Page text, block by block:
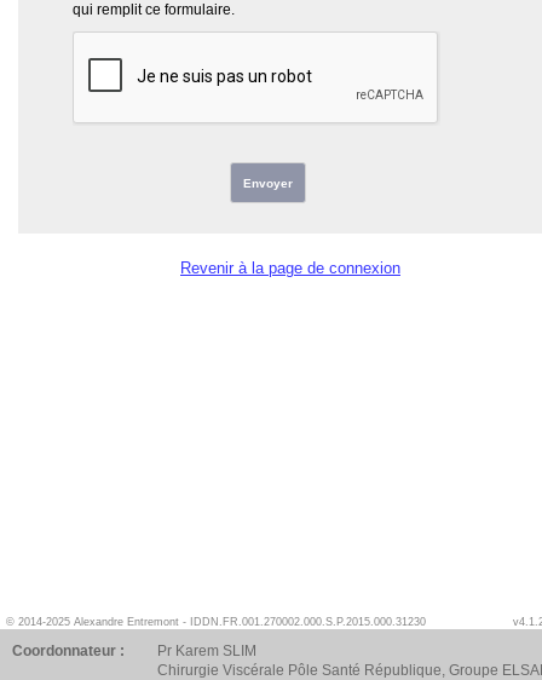
qui remplit ce formulaire.
Envoyer
Revenir à la page de connexion
© 2014-2025 Alexandre Entremont - IDDN.FR.001.270002.000.S.P.2015.000.31230
Coordonnateur :
Pr Karem SLIM
Chirurgie Viscérale Pôle Santé République, Groupe